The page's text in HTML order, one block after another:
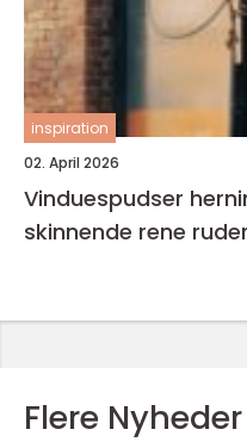
inspiration
02. April 2026
Vinduespudser herning sådan
skinnende rene
Flere Nyheder